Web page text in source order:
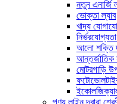
নতুন এনার্জি
ভোক্তা ল্যাব
খাদ্য
আলো শক্তি
আন্তর্জাতিক
মোটরগাড়ি
পণ্য লাইন দ্বারা